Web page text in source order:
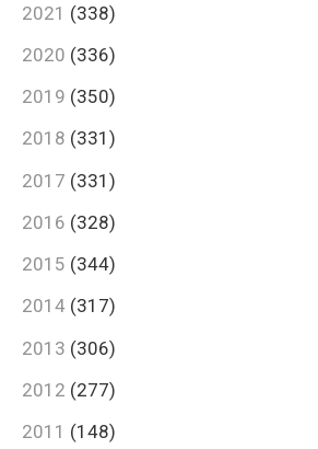
2021 (338)
2020 (336)
2019 (350)
2018 (331)
2017 (331)
2016 (328)
2015 (344)
2014 (317)
2013 (306)
2012 (277)
2011 (148)